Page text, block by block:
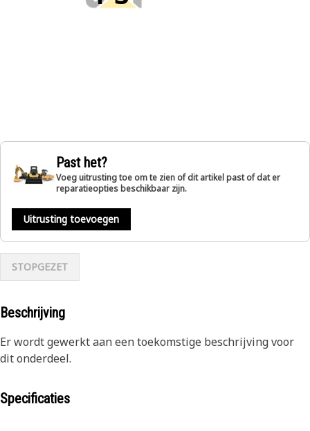
Past het?
Voeg uitrusting toe om te zien of dit artikel past of dat er
reparatieopties beschikbaar zijn.
Uitrusting toevoegen
STOPGEZET
Beschrijving
Er wordt gewerkt aan een toekomstige beschrijving voor
dit onderdeel.
Specificaties